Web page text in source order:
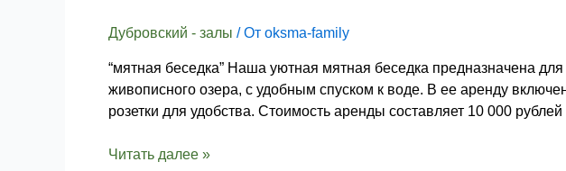
Дубровский - залы / От oksma-family
“мятная беседка” Наша уютная мятная беседка предназначена
живописного озера, с удобным спуском к воде. В ее аренду
розетки для удобства. Стоимость аренды составляет 10 000
Читать далее »